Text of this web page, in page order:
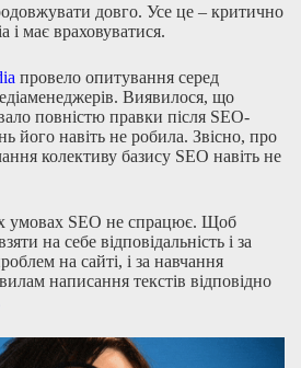
довго. Усе це – критично
і має враховуватися.
провело опитування серед
Виявилося, що
повністю правки після SEO-
його навіть не робила. Звісно, про
колективу базису SEO навіть не
умовах SEO не спрацює. Щоб
на себе відповідальність і за
на сайті, і за навчання
написання текстів відповідно